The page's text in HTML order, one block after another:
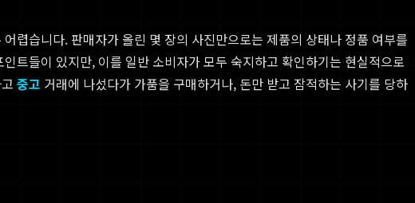
렵습니다. 판매자가 올린 몇 장의 사진만으로는 제품의 상태나 정품 여부를
트들이 있지만, 이를 일반 소비자가 모두 숙지하고 확인하기는 현실적으로
중고 거래에 나섰다가 가품을 구매하거나, 돈만 받고 잠적하는 사기를 당하